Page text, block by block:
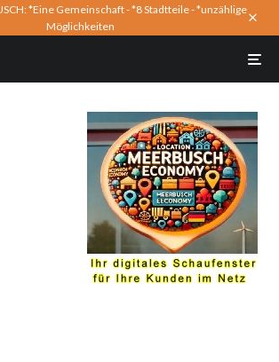
*Eine Gemeinschaft - *8 Stadtteile - *unzählige
Möglichkeiten